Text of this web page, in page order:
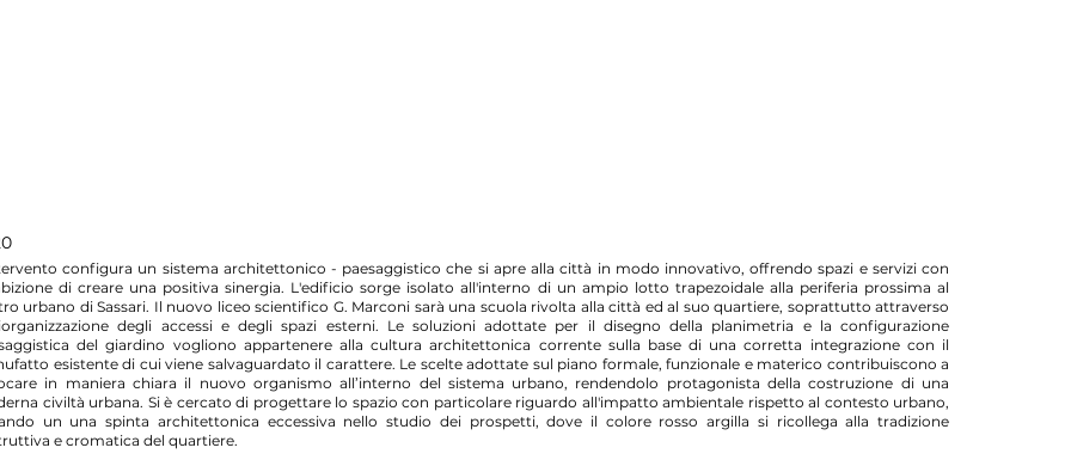
configura un sistema architettonico - paesaggistico che si apre alla città in modo innovativo, offrendo spazi e servizi con
di creare una positiva sinergia. L'edificio sorge isolato all'interno di un ampio lotto trapezoidale alla periferia prossima al
urbano di Sassari. Il nuovo liceo scientifico G. Marconi sarà una scuola rivolta alla città ed al suo quartiere, soprattutto attraverso
degli accessi e degli spazi esterni. Le soluzioni adottate per il disegno della planimetria e la configurazione
del giardino vogliono appartenere alla cultura architettonica corrente sulla base di una corretta integrazione con il
esistente di cui viene salvaguardato il carattere. Le scelte adottate sul piano formale, funzionale e materico contribuiscono a
in maniera chiara il nuovo organismo all’interno del sistema urbano, rendendolo protagonista della costruzione di una
civiltà urbana. Si è cercato di progettare lo spazio con particolare riguardo all'impatto ambientale rispetto al contesto urbano,
un una spinta architettonica eccessiva nello studio dei prospetti, dove il colore rosso argilla si ricollega alla tradizione
e cromatica del quartiere.